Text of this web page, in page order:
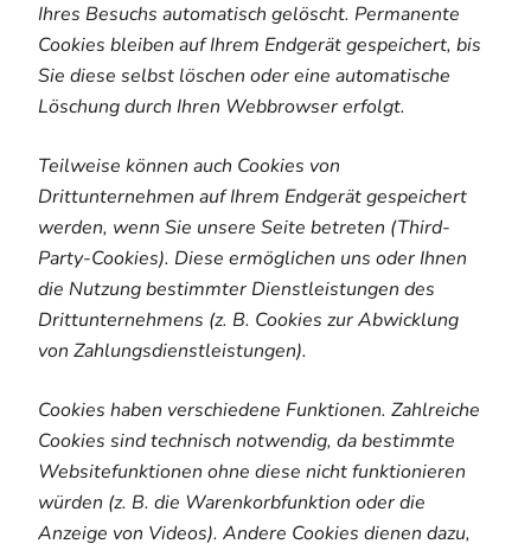
Ihres Besuchs automatisch gelöscht. Permanente
Cookies bleiben auf Ihrem Endgerät gespeichert, bis
Sie diese selbst löschen oder eine automatische
Löschung durch Ihren Webbrowser erfolgt.
Teilweise können auch Cookies von
Drittunternehmen auf Ihrem Endgerät gespeichert
werden, wenn Sie unsere Seite betreten (Third-
Party-Cookies). Diese ermöglichen uns oder Ihnen
die Nutzung bestimmter Dienstleistungen des
Drittunternehmens (z. B. Cookies zur Abwicklung
von Zahlungsdienstleistungen).
Cookies haben verschiedene Funktionen. Zahlreiche
Cookies sind technisch notwendig, da bestimmte
Websitefunktionen ohne diese nicht funktionieren
würden (z. B. die Warenkorbfunktion oder die
Anzeige von Videos). Andere Cookies dienen dazu,